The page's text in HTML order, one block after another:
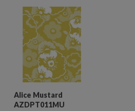
Alice Mustard
AZDPT011MU